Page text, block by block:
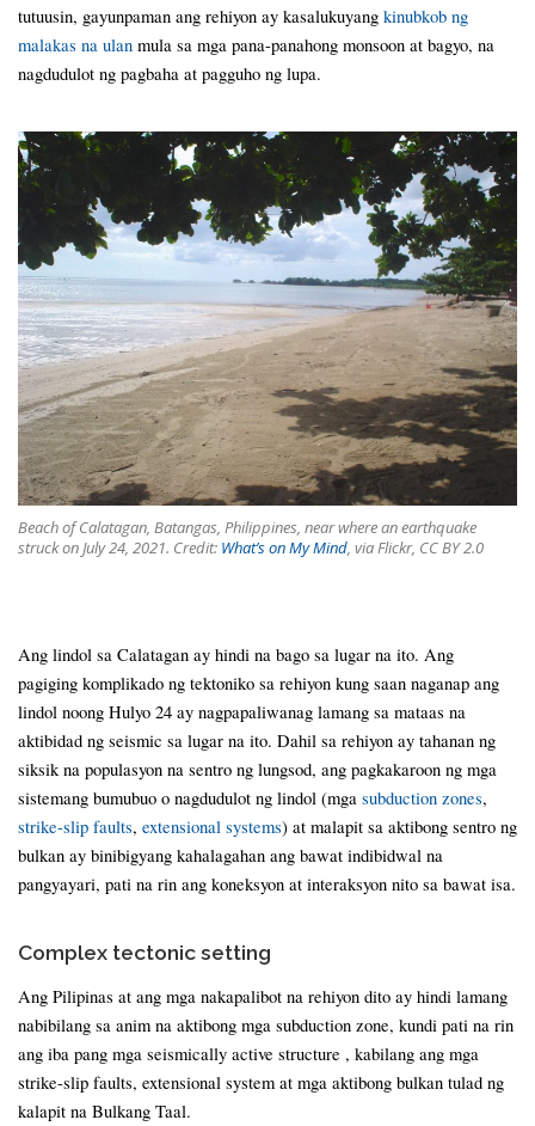
tutuusin, gayunpaman ang rehiyon ay kasalukuyang kinubkob ng
malakas na ulan mula sa mga pana-panahong monsoon at bagyo, na
nagdudulot ng pagbaha at pagguho ng lupa.
Beach of Calatagan, Batangas, Philippines, near where an earthquake
struck on July 24, 2021. Credit: What’s on My Mind, via Flickr, CC BY 2.0
Ang lindol sa Calatagan ay hindi na bago sa lugar na ito. Ang
pagiging komplikado ng tektoniko sa rehiyon kung saan naganap ang
lindol noong Hulyo 24 ay nagpapaliwanag lamang sa mataas na
aktibidad ng seismic sa lugar na ito. Dahil sa rehiyon ay tahanan ng
siksik na populasyon na sentro ng lungsod, ang pagkakaroon ng mga
sistemang bumubuo o nagdudulot ng lindol (mga subduction zones,
strike-slip faults, extensional systems) at malapit sa aktibong sentro ng
bulkan ay binibigyang kahalagahan ang bawat indibidwal na
pangyayari, pati na rin ang koneksyon at interaksyon nito sa bawat isa.
Complex tectonic setting
Ang Pilipinas at ang mga nakapalibot na rehiyon dito ay hindi lamang
nabibilang sa anim na aktibong mga subduction zone, kundi pati na rin
ang iba pang mga seismically active structure , kabilang ang mga
strike-slip faults, extensional system at mga aktibong bulkan tulad ng
kalapit na Bulkang Taal.